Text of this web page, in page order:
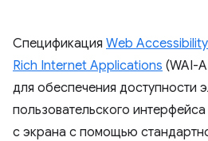
Спецификация Web
Rich Internet Applications (WAI-
для обеспечения доступности
пользовательского
с экрана с помощью